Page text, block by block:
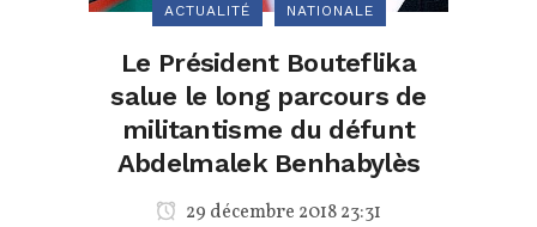
ACTUALITÉ NATIONALE
Le Président Bouteflika
salue le long parcours de
militantisme du défunt
Abdelmalek Benhabylès
29 décembre 2018 23:31